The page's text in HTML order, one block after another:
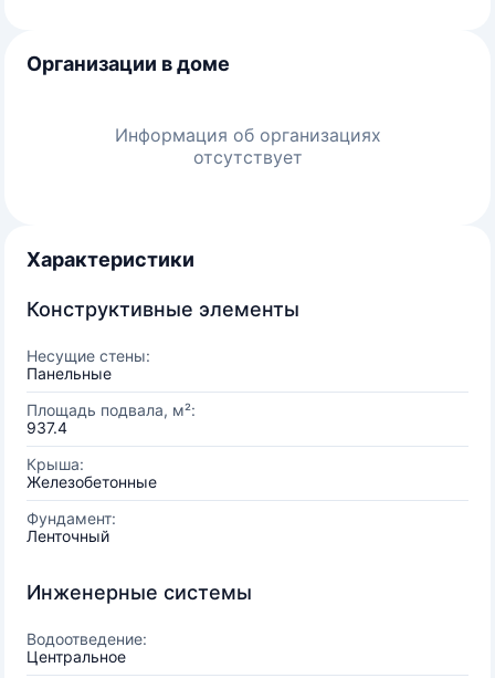
Организации в доме
Информация об организациях
отсутствует
Характеристики
Конструктивные элементы
Несущие стены:
Панельные
Площадь подвала, м²:
937.4
Крыша:
Железобетонные
Фундамент:
Ленточный
Инженерные системы
Водоотведение:
Центральное